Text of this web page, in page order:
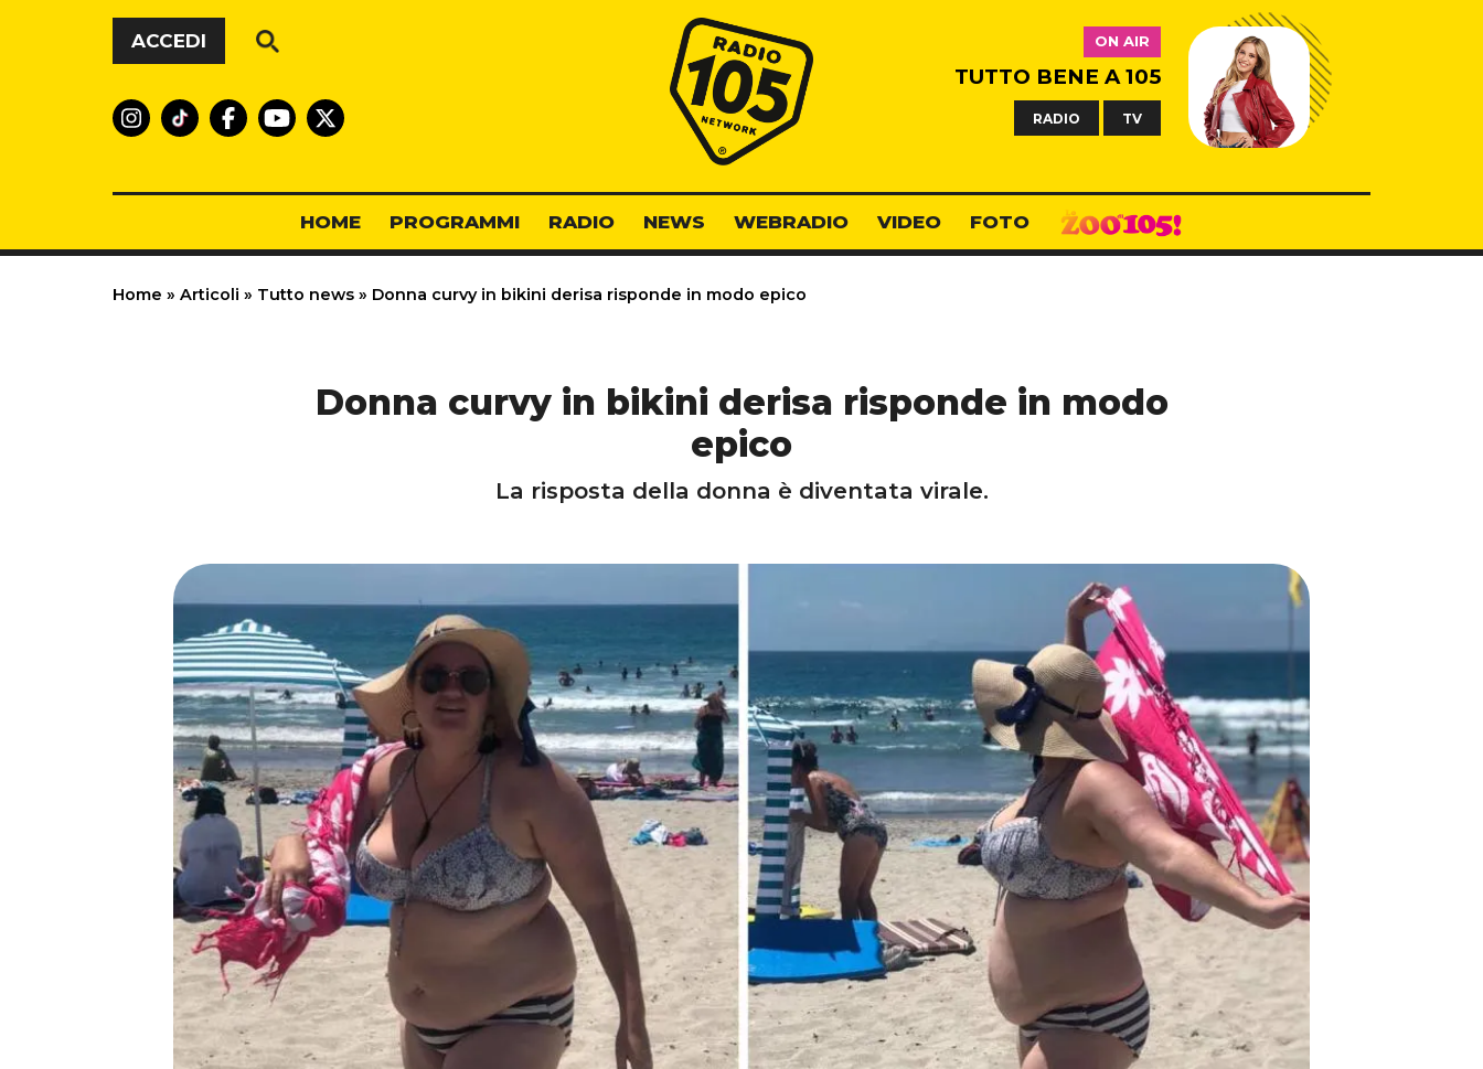
Vai al contenuto
ACCEDI
Radio 105
ON AIR
TUTTO BENE A 105
RADIO TV
HOME PROGRAMMI RADIO NEWS WEBRADIO VIDEO FOTO
Home » Articoli » Tutto news » Donna curvy in bikini derisa risponde in modo epico
Donna curvy in bikini derisa risponde in modo
epico
La risposta della donna è diventata virale.